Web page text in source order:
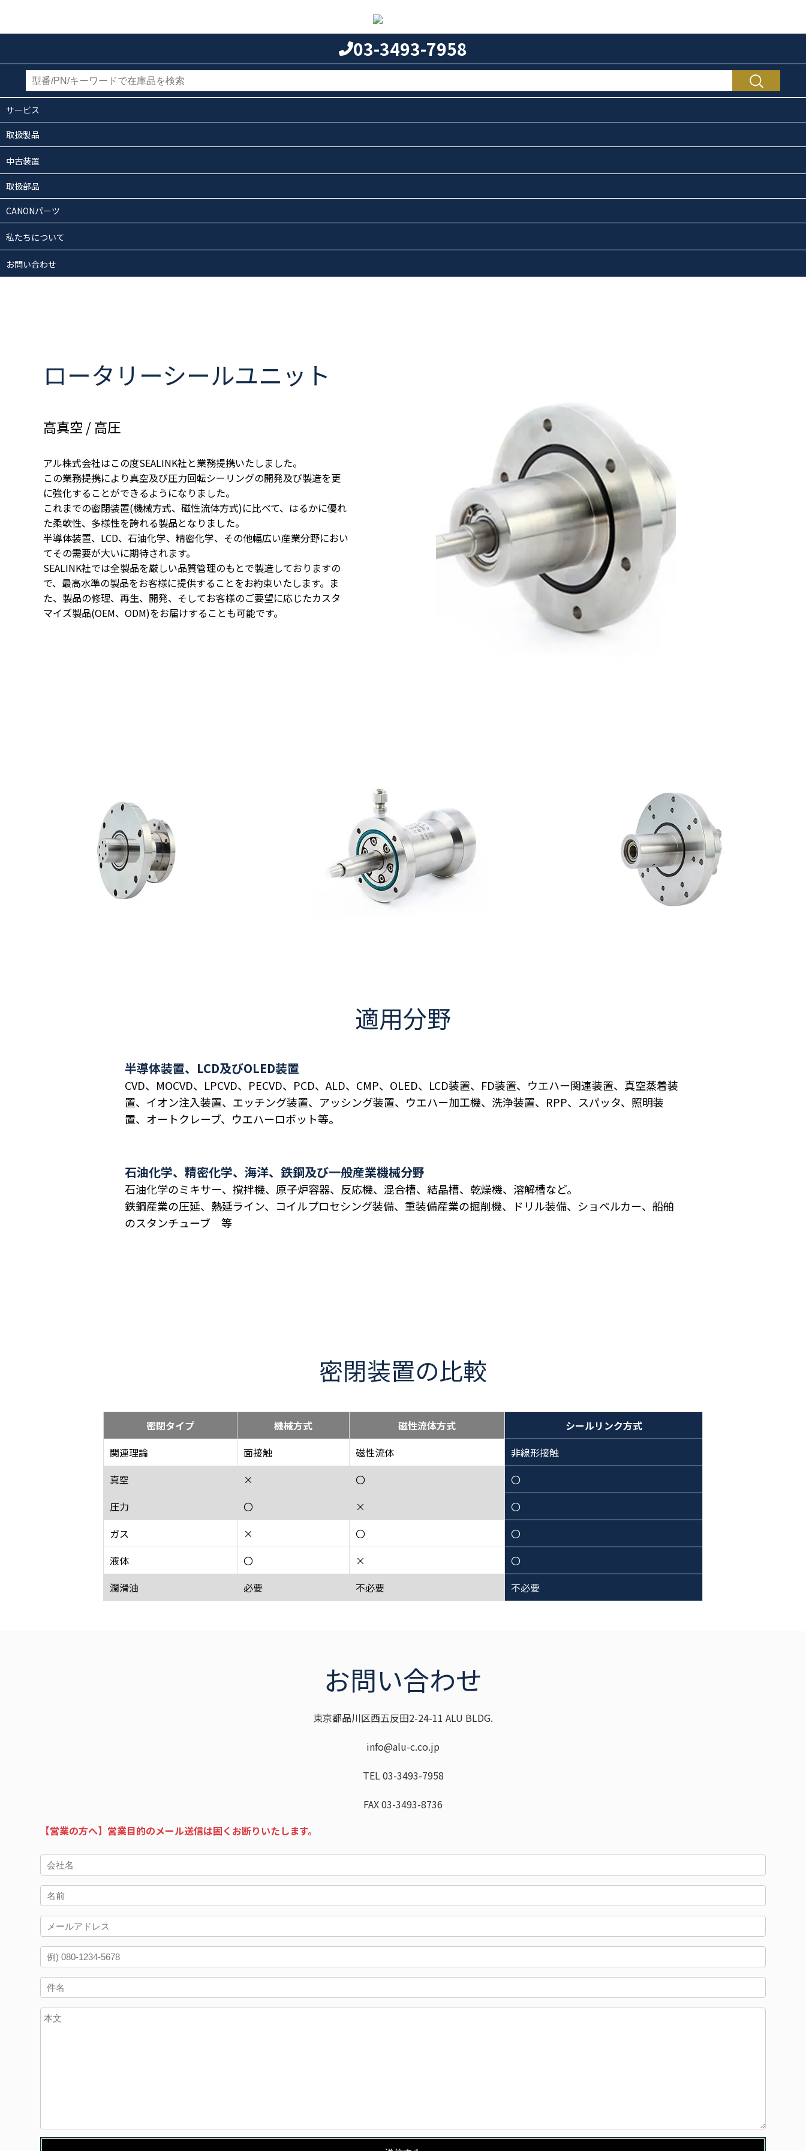
03-3493-7958
サービス
取扱製品
中古装置
取扱部品
CANONパーツ
私たちについて
お問い合わせ
ロータリーシールユニット
高真空 / 高圧
アル株式会社はこの度SEALINK社と業務提携いたしました。
この業務提携により真空及び圧力回転シーリングの開発及び製造を更
に強化することができるようになりました。
これまでの密閉装置(機械方式、磁性流体方式)に比べて、はるかに優れ
た柔軟性、多様性を誇れる製品となりました。
半導体装置、LCD、石油化学、精密化学、その他幅広い産業分野におい
てその需要が大いに期待されます。
SEALINK社では全製品を厳しい品質管理のもとで製造しておりますの
で、最高水準の製品をお客様に提供することをお約束いたします。ま
た、製品の修理、再生、開発、そしてお客様のご要望に応じたカスタ
マイズ製品(OEM、ODM)をお届けすることも可能です。
適用分野
半導体装置、LCD及びOLED装置
CVD、MOCVD、LPCVD、PECVD、PCD、ALD、CMP、OLED、LCD装置、FD装置、ウエハー関連装置、真空蒸着装
置、イオン注入装置、エッチング装置、アッシング装置、ウエハー加工機、洗浄装置、RPP、スパッタ、照明装
置、オートクレーブ、ウエハーロボット等。
石油化学、精密化学、海洋、鉄鋼及び一般産業機械分野
石油化学のミキサー、撹拌機、原子炉容器、反応機、混合槽、結晶槽、乾燥機、溶解槽など。
鉄鋼産業の圧延、熱延ライン、コイルプロセシング装備、重装備産業の掘削機、ドリル装備、ショベルカー、船舶
のスタンチューブ 等
密閉装置の比較
密閉タイプ 機械方式 磁性流体方式
シールリンク方式
関連理論
面接触 磁性流体
非線形接触
真空
× 〇
〇
圧力
〇 ×
〇
ガス
× 〇
〇
液体
〇 ×
〇
潤滑油
必要 不必要 不必要
お問い合わせ
東京都品川区西五反田2-24-11 ALU BLDG.
info@alu-c.co.jp
TEL 03-3493-7958
FAX 03-3493-8736
【営業の方へ】営業目的のメール送信は固くお断りいたします。